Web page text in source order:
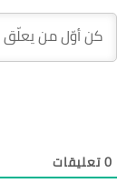
0تعليقات